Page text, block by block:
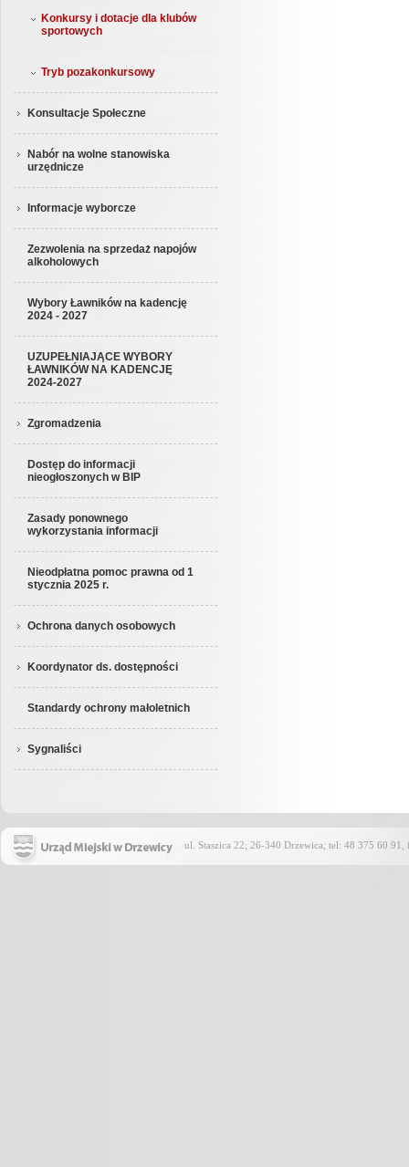
Konkursy i dotacje dla klubów
sportowych
Tryb pozakonkursowy
Konsultacje Społeczne
Nabór na wolne stanowiska
urzędnicze
Informacje wyborcze
Zezwolenia na sprzedaż napojów
alkoholowych
Wybory Ławników na kadencję
2024 - 2027
UZUPEŁNIAJĄCE WYBORY
ŁAWNIKÓW NA KADENCJĘ
2024-2027
Zgromadzenia
Dostęp do informacji
nieogłoszonych w BIP
Zasady ponownego
wykorzystania informacji
Nieodpłatna pomoc prawna od 1
stycznia 2025 r.
Ochrona danych osobowych
Koordynator ds. dostępności
Standardy ochrony małoletnich
Sygnaliści
ul. Staszica 22; 26-340 Drzewica; tel: 48 375 60